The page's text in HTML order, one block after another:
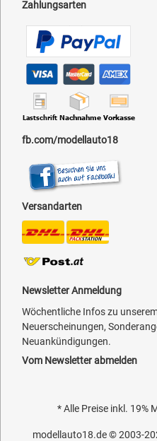
Zahlungsarten
fb.com/modellauto18
Versandarten
Newsletter Anmeldung
Wöchentliche Infos zu
Neuerscheinungen,
Neuankündigungen.
Vom Newsletter abmelden
* Alle Preise inkl. 19%
modellauto18.de© 2003-